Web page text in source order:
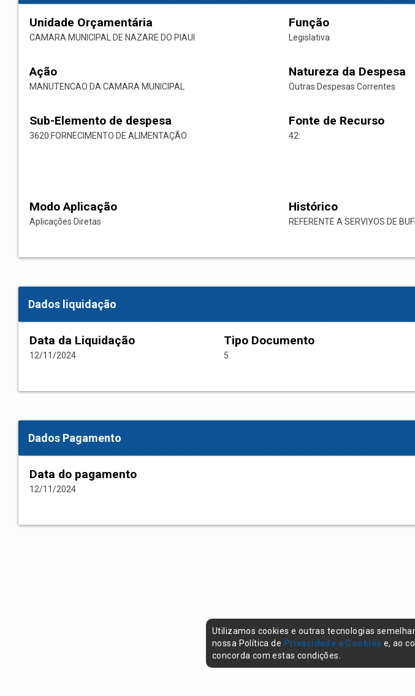
Unidade Orçamentária
CAMARA MUNICIPAL DE NAZARE DO PIAUI
Função
Legislativa
Ação
MANUTENCAO DA CAMARA MUNICIPAL
Natureza da Despesa
Outras Despesas Correntes
Sub-Elemento de despesa
3620:FORNECIMENTO DE ALIMENTAÇÃO
Fonte de Recurso
42:
Modo Aplicação
Aplicações Diretas
Histórico
REFERENTE A SERVIУOS DE
Dados liquidação
Data da Liquidação
12/11/2024
Tipo Documento
5
Dados Pagamento
Data do pagamento
12/11/2024
Utilizamos cookies e outras tecnologias
nossa Política de Privacidade e Cookies e, ao
concorda com estas condições.